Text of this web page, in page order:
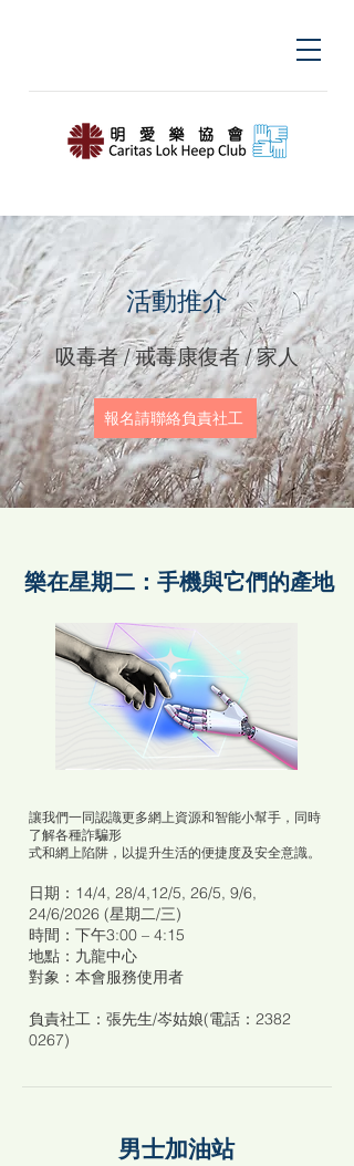
活動推介
​吸毒者 / 戒毒康復者 / 家人
報名請聯絡負責社工
​樂在星期二：手機與它們的產地
讓我們一同認識更多網上資源和智能小幫手，同時
了解各種詐騙形
式和網上陷阱，以提升生活的便捷度及安全意識。
日期：14/4, 28/4,12/5, 26/5, 9/6,
24/6/2026 (星期二/三)
時間：下午3:00 – 4:15
地點：九龍中心
對象：本會服務使用者
負責社工：張先生/岑姑娘(電話：2382
0267)
男士加油站